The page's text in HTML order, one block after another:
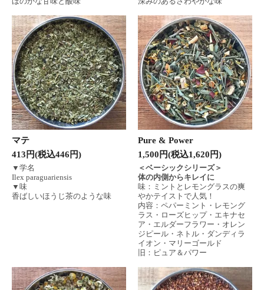
マテ
413円(税込446円)
▼学名
Ilex paraguariensis
▼味
香ばしいほうじ茶のような味
Pure & Power
1,500円(税込1,620円)
＜ベーシックシリーズ＞
体の内側からキレイに
味：ミントとレモングラスの爽
やかテイストで人気！
内容：ペパーミント・レモング
ラス・ローズヒップ・エキナセ
ア・エルダーフラワー・オレン
ジピール・ネトル・ダンディラ
イオン・マリーゴールド
旧：ピュア＆パワー